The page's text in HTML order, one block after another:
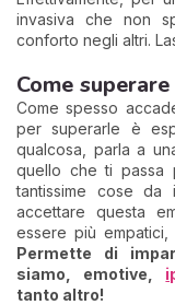
invasiva che non
conforto negli altri.
Come
Come spesso
per superarle è
qualcosa, parla a
quello che ti passa
tantissime cose da
accettare questa
essere più
Permette di
siamo, emotive,
tanto altro!